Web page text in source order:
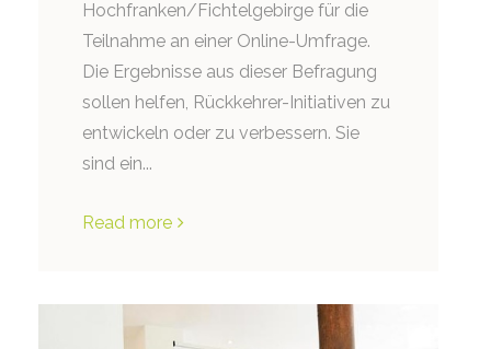
Hochfranken/Fichtelgebirge für die
Teilnahme an einer Online-Umfrage.
Die Ergebnisse aus dieser Befragung
sollen helfen, Rückkehrer-Initiativen zu
entwickeln oder zu verbessern. Sie
sind ein...
Read more